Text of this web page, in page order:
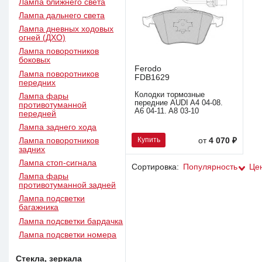
Лампа ближнего света
Лампа дальнего света
Лампа дневных ходовых
огней (ДХО)
Лампа поворотников
боковых
Лампа поворотников
передних
Лампа фары
противотуманной
передней
Лампа заднего хода
Лампа поворотников
задних
Лампа стоп-сигнала
Лампа фары
противотуманной задней
Лампа подсветки
багажника
Лампа подсветки бардачка
Лампа подсветки номера
Стекла, зеркала
Ferodo
FDB1629
Колодки тормозные
передние AUDI A4 04-08.
A6 04-11. A8 03-10
Купить от4 070 ₽
Сортировка: Популярность